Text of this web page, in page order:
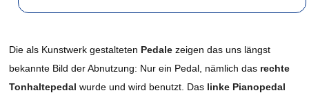
Die als Kunstwerk gestalteten Pedale zeigen das uns längst
bekannte Bild der Abnutzung: Nur ein Pedal, nämlich das rechte
Tonhaltepedal wurde und wird benutzt. Das linke Pianopedal